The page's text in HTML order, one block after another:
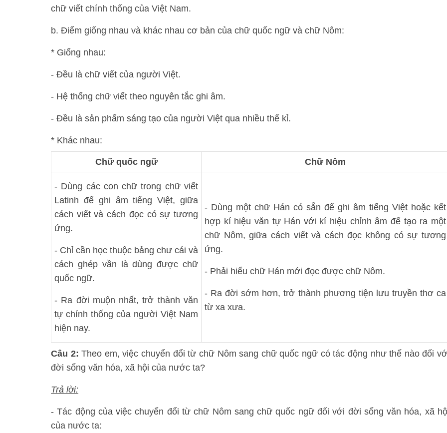
chữ viết chính thống của Việt Nam.
b. Điểm giống nhau và khác nhau cơ bản của chữ quốc ngữ và chữ Nôm:
* Giống nhau:
- Đều là chữ viết của người Việt.
- Hệ thống chữ viết theo nguyên tắc ghi âm.
- Đều là sản phẩm sáng tạo của người Việt qua nhiều thế kỉ.
* Khác nhau:
Chữ quốc ngữ Chữ Nôm
- Dùng các con chữ trong chữ viết
Latinh để ghi âm tiếng Việt, giữa
cách viết và cách đọc có sự tương
ứng.
- Chỉ cần học thuộc bảng chư cái và
cách ghép vần là dùng được chữ
quốc ngữ.
- Ra đời muộn nhất, trở thành văn
tự chính thống của người Việt Nam
hiện nay.
- Dùng một chữ Hán có sẵn để ghi âm tiếng Việt hoặc kết
hợp kí hiệu văn tự Hán với kí hiệu chỉnh âm để tạo ra một
chữ Nôm, giữa cách viết và cách đọc không có sự tương
ứng.
- Phải hiểu chữ Hán mới đọc được chữ Nôm.
- Ra đời sớm hơn, trở thành phương tiện lưu truyền thơ ca
từ xa xưa.
Câu 2: Theo em, việc chuyển đổi từ chữ Nôm sang chữ quốc ngữ có tác động như thế nào đối
đời sống văn hóa, xã hội của nước ta?
Trả lời:
- Tác động của việc chuyển đổi từ chữ Nôm sang chữ quốc ngữ đối với đời sống văn hóa, xã
của nước ta: